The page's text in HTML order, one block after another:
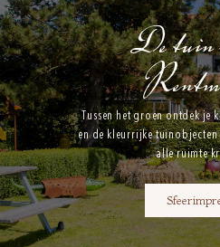
De tuin
Tussen het groen ontdek je
en de kleurrijke
alle ruimte